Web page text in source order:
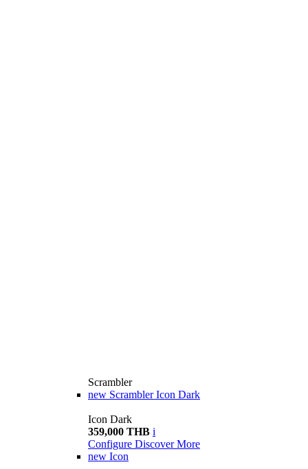
Scrambler
new Scrambler Icon Dark
Icon Dark
359,000 THB i
Configure Discover More
new Icon